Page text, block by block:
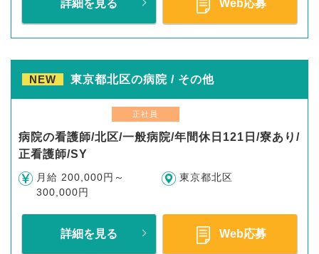
詳細を見る Web応募
NEW 東京都北区の病院 / その他
正社員
病院の看護師/北区/一般病院/年間休日121日/寮あり/
正看護師/SY
月給 200,000円～
300,000円
東京都北区
詳細を見る Web応募